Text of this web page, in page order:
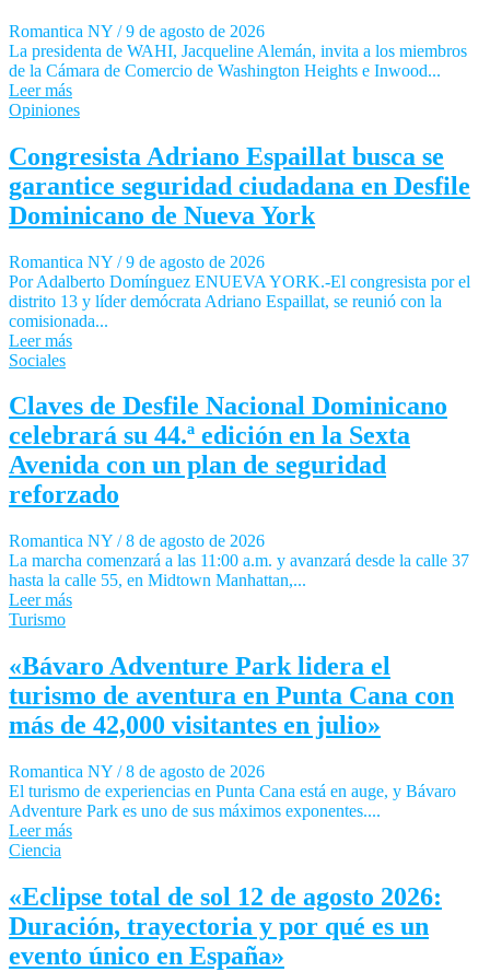
Romantica NY / 9 de agosto de 2026
La presidenta de WAHI, Jacqueline Alemán, invita a los miembros
de la Cámara de Comercio de Washington Heights e Inwood...
Leer más
Opiniones
Congresista Adriano Espaillat busca se
garantice seguridad ciudadana en Desfile
Dominicano de Nueva York
Romantica NY / 9 de agosto de 2026
Por Adalberto Domínguez ENUEVA YORK.-El congresista por el
distrito 13 y líder demócrata Adriano Espaillat, se reunió con la
comisionada...
Leer más
Sociales
Claves de Desfile Nacional Dominicano
celebrará su 44.ª edición en la Sexta
Avenida con un plan de seguridad
reforzado
Romantica NY / 8 de agosto de 2026
La marcha comenzará a las 11:00 a.m. y avanzará desde la calle 37
hasta la calle 55, en Midtown Manhattan,...
Leer más
Turismo
«Bávaro Adventure Park lidera el
turismo de aventura en Punta Cana con
más de 42,000 visitantes en julio»
Romantica NY / 8 de agosto de 2026
El turismo de experiencias en Punta Cana está en auge, y Bávaro
Adventure Park es uno de sus máximos exponentes....
Leer más
Ciencia
«Eclipse total de sol 12 de agosto 2026:
Duración, trayectoria y por qué es un
evento único en España»